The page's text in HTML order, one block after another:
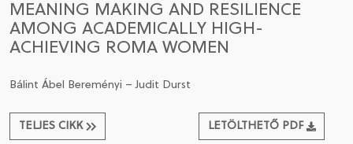
MEANING MAKING AND RESILIENCE
AMONG ACADEMICALLY HIGH-
ACHIEVING ROMA WOMEN
Bálint Ábel Bereményi – Judit Durst
TELJES CIKK LETÖLTHETŐ PDF